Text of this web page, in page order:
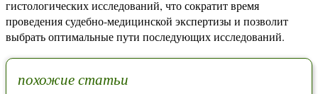
гистологических исследований, что сократит время
проведения судебно-медицинской экспертизы и позволит
выбрать оптимальные пути последующих исследований.
похожие статьи